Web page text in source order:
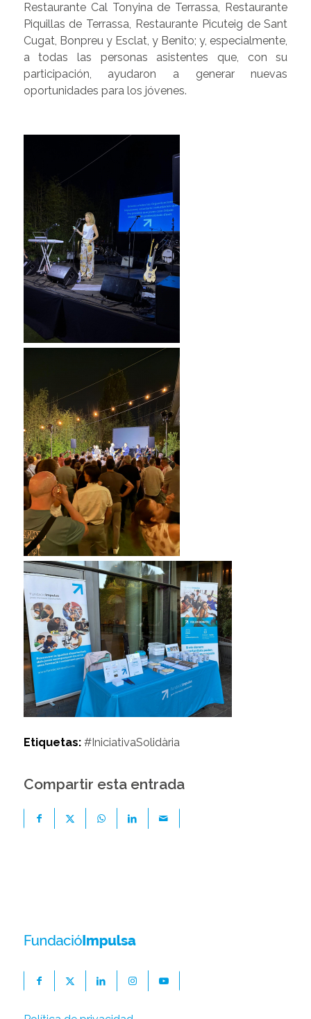
Restaurante Cal Tonyina de Terrassa, Restaurante
Piquillas de Terrassa, Restaurante Picuteig de Sant
Cugat, Bonpreu y Esclat, y Benito; y, especialmente,
a todas las personas asistentes que, con su
participación, ayudaron a generar nuevas
oportunidades para los jóvenes.
Etiquetas: #IniciativaSolidària
Compartir esta entrada